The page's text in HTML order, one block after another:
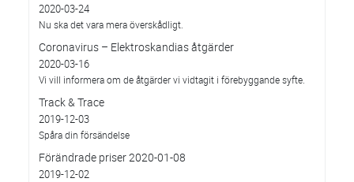
2020-03-24
Nu ska det vara mera överskådligt.
Coronavirus – Elektroskandias åtgärder
2020-03-16
Vi vill informera om de åtgärder vi vidtagit i förebyggande syfte.
Track & Trace
2019-12-03
Spåra din försändelse
Förändrade priser 2020-01-08
2019-12-02